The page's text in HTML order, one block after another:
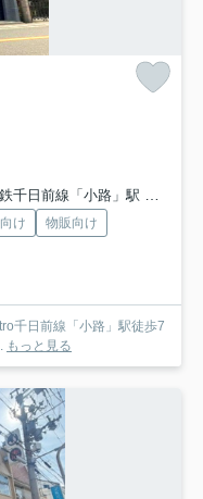
日前線「小路」駅 徒歩12分
け
物販向け
千日前線「小路」駅徒歩7
もっと見る